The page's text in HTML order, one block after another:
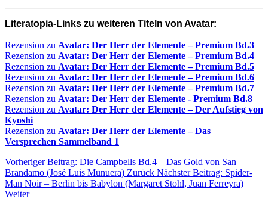
Literatopia-Links zu weiteren Titeln von Avatar:
Rezension zu Avatar: Der Herr der Elemente – Premium Bd.3
Rezension zu Avatar: Der Herr der Elemente – Premium Bd.4
Rezension zu Avatar: Der Herr der Elemente – Premium Bd.5
Rezension zu Avatar: Der Herr der Elemente – Premium Bd.6
Rezension zu Avatar: Der Herr der Elemente – Premium Bd.7
Rezension zu Avatar: Der Herr der Elemente - Premium Bd.8
Rezension zu Avatar: Der Herr der Elemente – Der Aufstieg von
Kyoshi
Rezension zu Avatar: Der Herr der Elemente – Das
Versprechen Sammelband 1
Vorheriger Beitrag: Die Campbells Bd.4 – Das Gold von San
Brandamo (José Luis Munuera) Zurück Nächster Beitrag: Spider-
Man Noir – Berlin bis Babylon (Margaret Stohl, Juan Ferreyra)
Weiter